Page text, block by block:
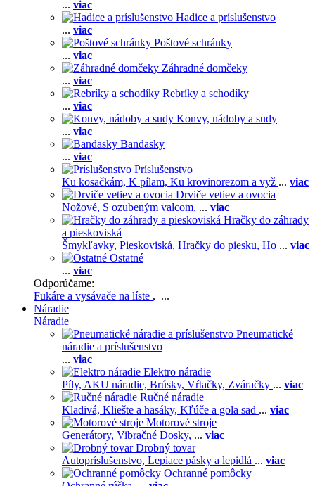
... viac
Hadice a príslušenstvo
... viac
Poštové schránky
... viac
Záhradné domčeky
... viac
Rebríky a schodíky
... viac
Konvy, nádoby a sudy
... viac
Bandasky
... viac
Príslušenstvo
Ku kosačkám, K pílam, Ku krovinorezom a vyž ... viac
Drviče vetiev a ovocia
Nožové, S ozubeným valcom, ... viac
Hračky do záhrady
a pieskoviská
Šmykľavky, Pieskoviská, Hračky do piesku, Ho ... viac
Ostatné
... viac
Odporúčame:
Fukáre a vysávače na líste , ...
Náradie
Náradie
Pneumatické
náradie a príslušenstvo
... viac
Elektro náradie
Píly, AKU náradie, Brúsky, Vŕtačky, Zváračky ... viac
Ručné náradie
Kladivá, Kliešte a hasáky, Kľúče a gola sad ... viac
Motorové stroje
Generátory, Vibračné Dosky, ... viac
Drobný tovar
Autopríslušenstvo, Lepiace pásky a lepidlá ... viac
Ochranné pomôcky